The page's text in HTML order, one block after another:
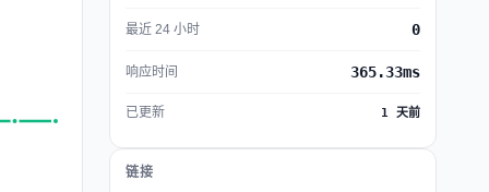
最近 24 小时 0
响应时间 365.33ms
已更新 1 天前
链接